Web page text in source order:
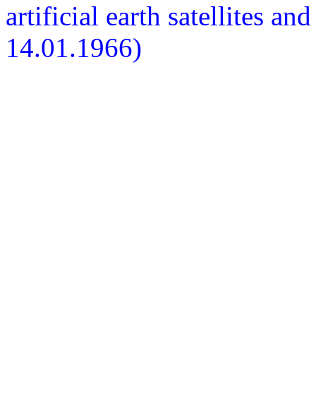
artificial earth satellites
14.01.1966)